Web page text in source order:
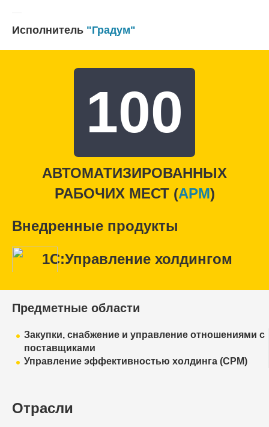
Исполнитель "Градум"
100
АВТОМАТИЗИРОВАННЫХ
РАБОЧИХ МЕСТ (APM)
Внедренные продукты
1С:Управление холдингом
Предметные области
Закупки, снабжение и управление отношениями с
поставщиками
Управление эффективностью холдинга (CPM)
Отрасли